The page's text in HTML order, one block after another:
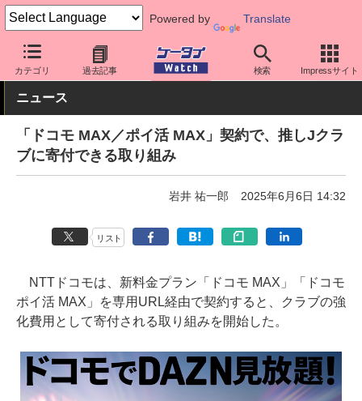
Powered by Translate
カテゴリ 過去記事 検索 Impressサイト
ケータイ Watch キャリア ドコモ 料金プラン・割引
ニュース
「ドコモ MAX／ポイ活 MAX」契約で、推しJクラ
ブに寄付できる取り組み
岩井 祐一郎 2025年6月6日 14:32
リスト
NTTドコモは、新料金プラン「ドコモ MAX」「ドコモ
ポイ活 MAX」を専用URL経由で契約すると、クラブの強
化費用として寄付される取り組みを開始した。